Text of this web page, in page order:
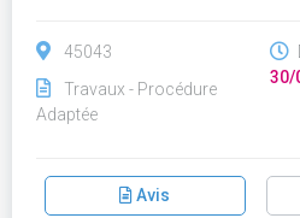
45043
Travaux - Procédure
Adaptée
30/
Avis